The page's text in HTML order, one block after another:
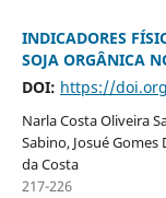
INDICADORES
SOJA ORGÂNICA
DOI: https://
Narla Costa Oliveira
Sabino, Josué
da Costa
217-226